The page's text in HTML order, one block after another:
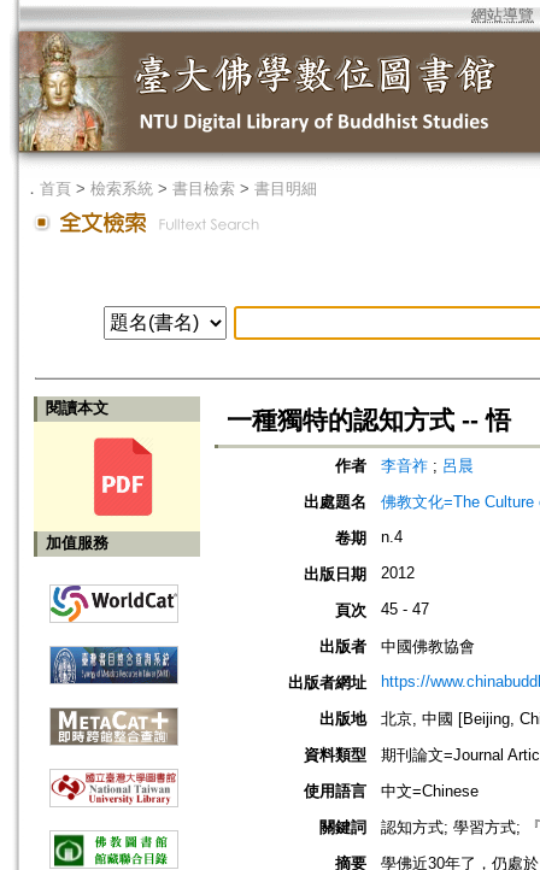
網站導覽
． 首頁 > 檢索系統 > 書目檢索 > 書目明細
閱讀本文
加值服務
一種獨特的認知方式 -- 悟
作者 李音祚 ; 呂晨
出處題名
佛教文化=The
卷期
n.4
出版日期 2012
頁次 45 - 47
出版者
中國佛教協會
出版者網址
https://
出版地
北京, 中國 [Beijing,
資料類型
期刊論文=Journal
使用語言
中文=Chinese
關鍵詞
認知方式; 學習方式;
摘要
學佛近30年了，仍處